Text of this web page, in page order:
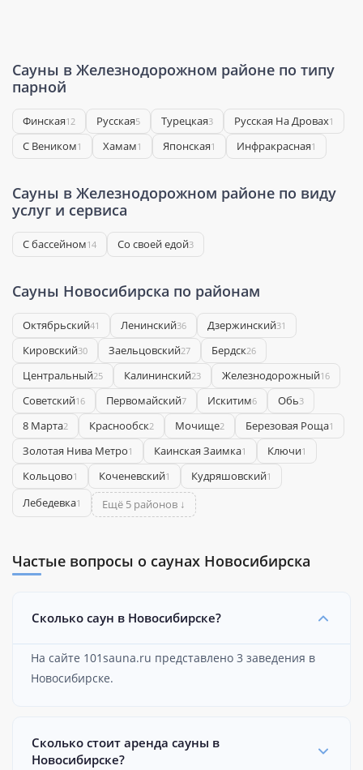
Сауны в Железнодорожном районе по типу
парной
Финская12 Русская5 Турецкая3 Русская На Дровах1
С Веником1 Хамам1 Японская1 Инфракрасная1
Сауны в Железнодорожном районе по виду
услуг и сервиса
С бассейном14 Со своей едой3
Сауны Новосибирска по районам
Октябрьский41 Ленинский36 Дзержинский31
Кировский30 Заельцовский27 Бердск26
Центральный25 Калининский23 Железнодорожный16
Советский16 Первомайский7 Искитим6 Обь3
8 Марта2 Краснообск2 Мочище2 Березовая Роща1
Золотая Нива Метро1 Каинская Заимка1 Ключи1
Кольцово1 Коченевский1 Кудряшовский1
Лебедевка1 Ещё 5 районов ↓
Частые вопросы о саунах Новосибирска
Сколько саун в Новосибирске?
На сайте 101sauna.ru представлено 3 заведения в
Новосибирске.
Сколько стоит аренда сауны в
Новосибирске?